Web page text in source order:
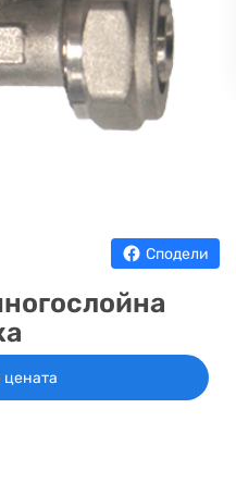
КОТЛИ
KОТЛИ
Сподели
цената